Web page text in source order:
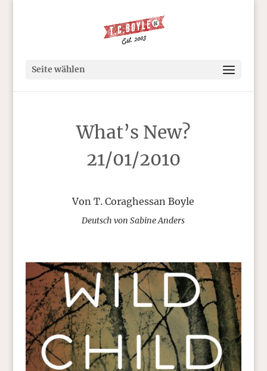
Seite wählen
What’s New?
21/01/2010
Von T. Coraghessan Boyle
Deutsch von Sabine Anders